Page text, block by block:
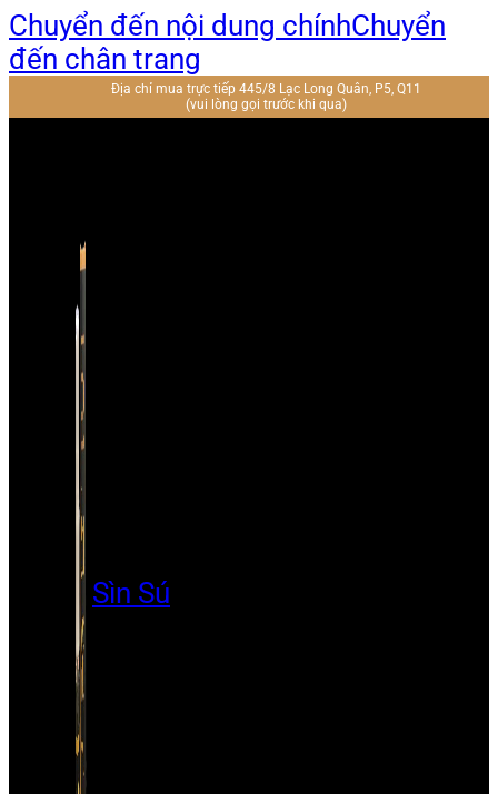
Chuyển đến nội dung chínhChuyển
đến chân trang
Địa chỉ mua trực tiếp 445/8 Lạc Long Quân, P5, Q11
(vui lòng gọi trước khi qua)
Sìn Sú